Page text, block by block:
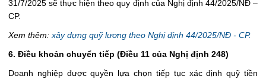
31/7/2025 sẽ thực hiện theo quy định của Nghị định 44/2025/NĐ –
CP.
Xem thêm: xây dựng quỹ lương theo Nghị định 44/2025/NĐ - CP.
6. Điều khoản chuyển tiếp (Điều 11 của Nghị định 248)
Doanh nghiệp được quyền lựa chọn tiếp tục xác định quỹ tiền